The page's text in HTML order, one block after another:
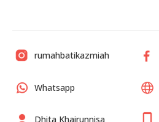
rumahbatikazmiah
Whatsapp
Dhita Khairunnisa